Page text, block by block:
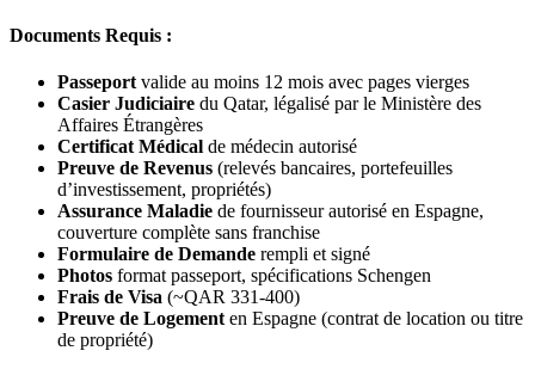
Documents Requis :
Passeportvalide au moins 12 mois avec pages vierges
Casier Judiciaire du Qatar, légalisé par le Ministère des
Affaires Étrangères
Certificat Médical de médecin autorisé
Preuve de Revenus (relevés bancaires, portefeuilles
d’investissement, propriétés)
Assurance Maladie de fournisseur autorisé en Espagne,
couverture complète sans franchise
Formulaire de Demande rempli et signé
Photos format passeport, spécifications Schengen
Frais de Visa (~QAR 331-400)
Preuve de Logementen Espagne (contrat de location ou titre
de propriété)